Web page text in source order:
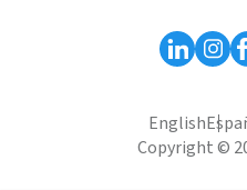
English
Copyright ©